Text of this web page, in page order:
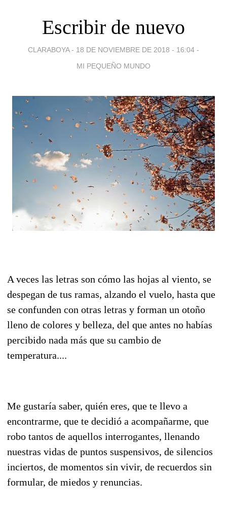
Escribir de nuevo
CLARABOYA - 18 DE NOVIEMBRE DE 2018 - 16:04 -
MI PEQUEÑO MUNDO
A veces las letras son cómo las hojas al viento, se
despegan de tus ramas, alzando el vuelo, hasta que
se confunden con otras letras y forman un otoño
lleno de colores y belleza, del que antes no habías
percibido nada más que su cambio de
temperatura....
Me gustaría saber, quién eres, que te llevo a
encontrarme, que te decidió a acompañarme, que
robo tantos de aquellos interrogantes, llenando
nuestras vidas de puntos suspensivos, de silencios
inciertos, de momentos sin vivir, de recuerdos sin
formular, de miedos y renuncias.